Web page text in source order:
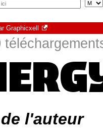
Graphicxell
l'auteur